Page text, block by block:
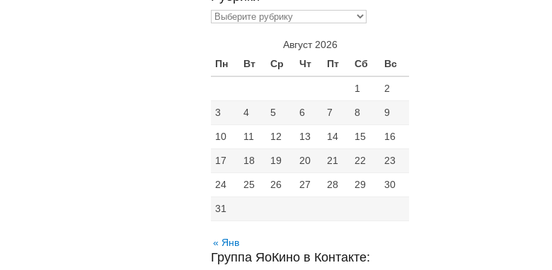
Рубрики
Август 2026
Пн
Вт Ср Чт Пт Сб Вс
1 2
3 4 5 6 7 8 9
10 11 12 13 14 15 16
17 18 19 20 21 22 23
24 25 26 27 28 29 30
31
« Янв
Группа ЯоКино в Контакте: